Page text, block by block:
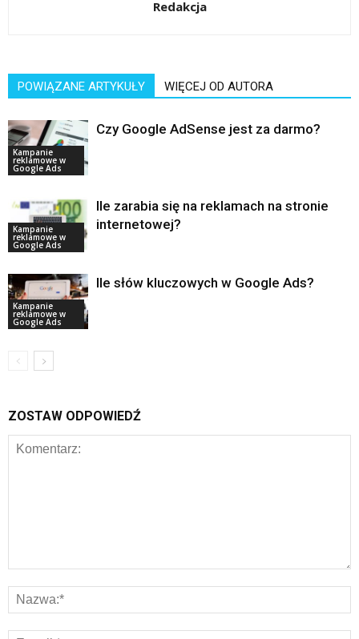
Redakcja
POWIĄZANE ARTYKUŁY WIĘCEJ OD AUTORA
Kampanie
reklamowe w
Google Ads
Czy Google AdSense jest za darmo?
Kampanie
reklamowe w
Google Ads
Ile zarabia się na reklamach na stronie
internetowej?
Kampanie
reklamowe w
Google Ads
Ile słów kluczowych w Google Ads?
ZOSTAW ODPOWIEDŹ